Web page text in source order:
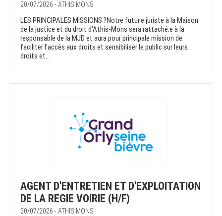
20/07/2026 - ATHIS MONS
LES PRINCIPALES MISSIONS ?Notre futur.e juriste à la Maison
de la justice et du droit d'Athis-Mons sera rattaché.e à la
responsable de la MJD et aura pour principale mission de
faciliter l'accès aux droits et sensibiliser le public sur leurs
droits et...
AGENT D'ENTRETIEN ET D'EXPLOITATION
DE LA REGIE VOIRIE (H/F)
20/07/2026 - ATHIS MONS